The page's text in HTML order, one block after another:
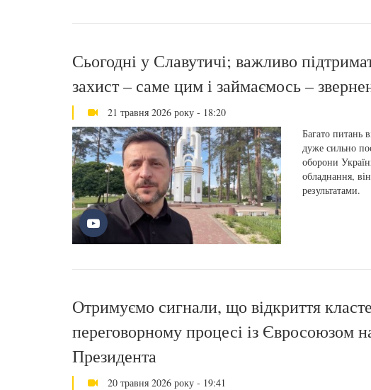
Сьогодні у Славутичі; важливо
захист – саме цим і займаємось –
21 травня 2026 року - 18:20
Багато питань
дуже сильно
оборони
обладнання,
результатами.
Отримуємо сигнали, що відкриття
переговорному процесі із Євросоюзом
Президента
20 травня 2026 року - 19:41